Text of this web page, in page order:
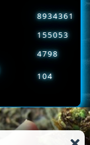
104
8934361
155053
4798